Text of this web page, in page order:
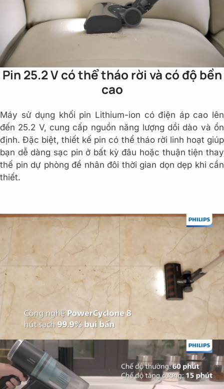
Pin 25.2 V có thể tháo rời và có độ bền
cao
Máy sử dụng khối pin Lithium-ion có điện áp cao lên
đến 25.2 V, cung cấp nguồn năng lượng dồi dào và ổn
định. Đặc biệt, thiết kế pin có thể tháo rời linh hoạt giúp
bạn dễ dàng sạc pin ở bất kỳ đâu hoặc thuận tiện thay
thế pin dự phòng để nhân đôi thời gian dọn dẹp khi cần
thiết.